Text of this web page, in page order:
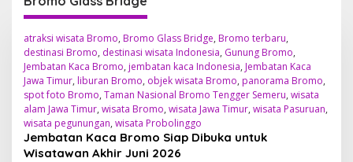
atraksi wisata Bromo, Bromo Glass Bridge, Bromo terbaru,
destinasi Bromo, destinasi wisata Indonesia, Gunung Bromo,
Jembatan Kaca Bromo, jembatan kaca Indonesia, Jembatan Kaca
Jawa Timur, liburan Bromo, objek wisata Bromo, panorama Bromo,
spot foto Bromo, Taman Nasional Bromo Tengger Semeru, wisata
alam Jawa Timur, wisata Bromo, wisata Jawa Timur, wisata Pasuruan,
wisata pegunungan, wisata Probolinggo
Jembatan Kaca Bromo Siap Dibuka untuk
Wisatawan Akhir Juni 2026